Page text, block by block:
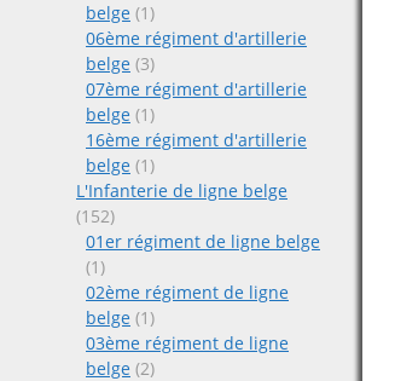
belge (1)
06ème régiment d'artillerie
belge (3)
07ème régiment d'artillerie
belge (1)
16ème régiment d'artillerie
belge (1)
L'Infanterie de ligne belge
(152)
01er régiment de ligne belge
(1)
02ème régiment de ligne
belge (1)
03ème régiment de ligne
belge (2)